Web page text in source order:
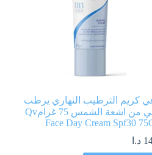
كريم الترطيب النهاري يرطب
ويحمي من اشعة الشمس 75 غرامQv
Face Day Cream Spf30
د.ا